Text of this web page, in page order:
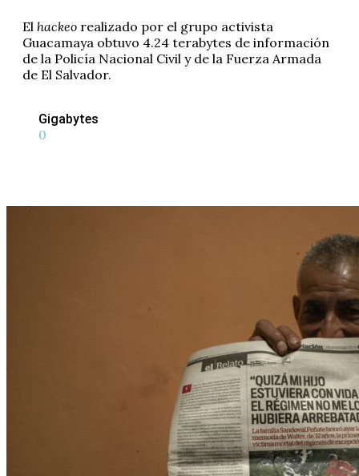
El hackeo realizado por el grupo activista
Guacamaya obtuvo 4.24 terabytes de información
de la Policía Nacional Civil y de la Fuerza Armada
de El Salvador.
Gigabytes
0